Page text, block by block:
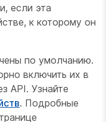
если эта
к которому он
по умолчанию.
включить их в
API. Узнайте
. Подробные